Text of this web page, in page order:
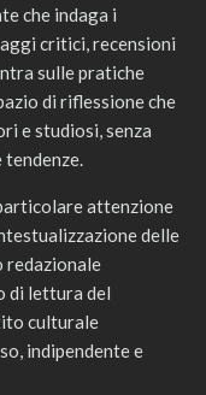
che indaga i
critici, recensioni
sulle pratiche
di riflessione che
e studiosi, senza
tendenze.
attenzione
delle
redazionale
di lettura del
culturale
indipendente e